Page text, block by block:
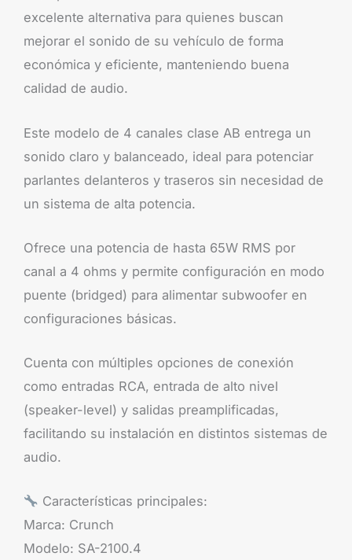
excelente alternativa para quienes buscan
mejorar el sonido de su vehículo de forma
económica y eficiente, manteniendo buena
calidad de audio.
Este modelo de 4 canales clase AB entrega un
sonido claro y balanceado, ideal para potenciar
parlantes delanteros y traseros sin necesidad de
un sistema de alta potencia.
Ofrece una potencia de hasta 65W RMS por
canal a 4 ohms y permite configuración en modo
puente (bridged) para alimentar subwoofer en
configuraciones básicas.
Cuenta con múltiples opciones de conexión
como entradas RCA, entrada de alto nivel
(speaker-level) y salidas preamplificadas,
facilitando su instalación en distintos sistemas de
audio.
Características principales:
Marca: Crunch
Modelo: SA-2100.4